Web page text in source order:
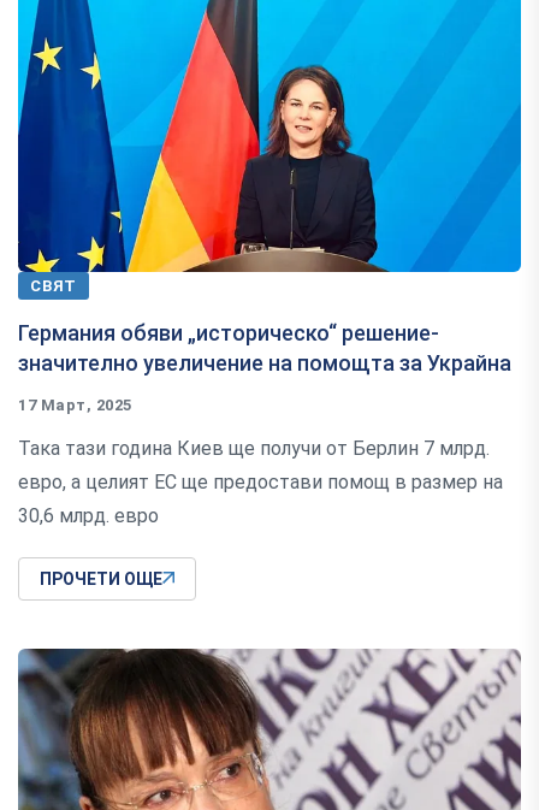
СВЯТ
Германия обяви „историческо“ решение-
значително увеличение на помощта за Украйна
17 Март, 2025
Така тази година Киев ще получи от Берлин 7 млрд.
евро, а целият ЕС ще предостави помощ в размер на
30,6 млрд. евро
ПРОЧЕТИ ОЩЕ